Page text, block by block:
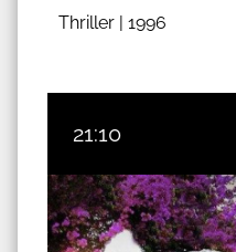
Thriller | 1996
21:10